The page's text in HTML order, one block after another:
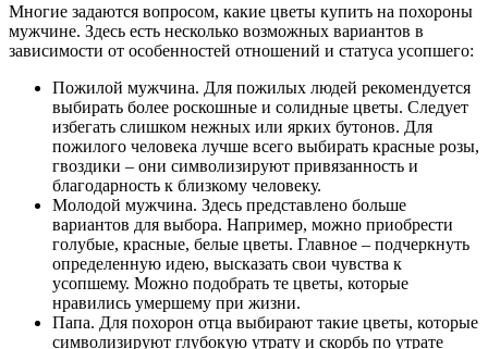
Многие задаются вопросом, какие цветы купить на похороны
мужчине. Здесь есть несколько возможных вариантов в
зависимости от особенностей отношений и статуса усопшего:
Пожилой мужчина. Для пожилых людей рекомендуется
выбирать более роскошные и солидные цветы. Следует
избегать слишком нежных или ярких бутонов. Для
пожилого человека лучше всего выбирать красные розы,
гвоздики – они символизируют привязанность и
благодарность к близкому человеку.
Молодой мужчина. Здесь представлено больше
вариантов для выбора. Например, можно приобрести
голубые, красные, белые цветы. Главное – подчеркнуть
определенную идею, высказать свои чувства к
усопшему. Можно подобрать те цветы, которые
нравились умершему при жизни.
Папа. Для похорон отца выбирают такие цветы, которые
символизируют глубокую утрату и скорбь по утрате